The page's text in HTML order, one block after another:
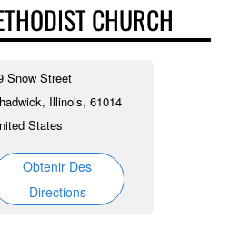
CHURCH
Snow Street
Illinois, 61014
States
Obtenir Des
Directions